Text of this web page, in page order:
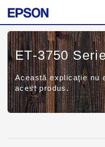
ET-3750
Această explicaţie nu
acest produs.